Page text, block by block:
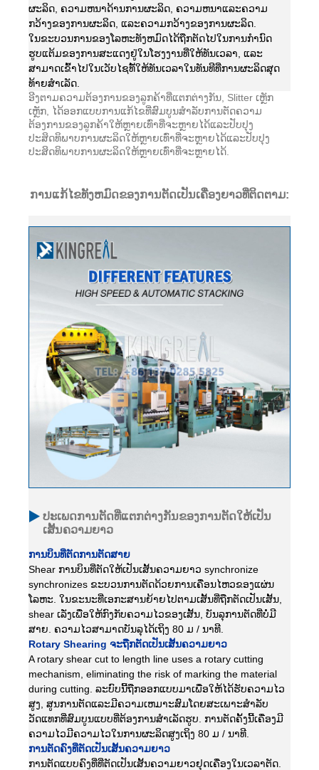
ຜະລິດ, ຄວາມຫນາດ້ານການຜະລິດ, ຄວາມຫນາແລະຄວາມ
ກວ້າງຂອງການຜະລິດ, ແລະຄວາມກວ້າງຂອງການຜະລິດ.
ໃນຂະບວນການຂອງໂລຫະທັງຫມົດໄດ້ຖືກຕັດໄປໃນການກໍານົດ
ຮູບແຕ້ມຂອງການສະແດງຢູ່ໃນໂຮງງານທີ່ໃຫ້ທັນເວລາ, ແລະ
ສາມາດເຂົ້າໄປໃນເວັບໄຊທ໌້ໃຫ້ທັນເວລາໃນທັນທີທີ່ການຜະລິດສຸດ
ທ້າຍສໍາເລັດ.
ອີງຕາມຄວາມຕ້ອງການຂອງລູກຄ້າທີ່ແຕກຕ່າງກັນ, Slitter ເຫຼັກ
ເຫຼັກ, ໄດ້ອອກແບບການແກ້ໄຂທີ່ສົມບູນສໍາລັບການຕັດຄວາມ
ຕ້ອງການຂອງລູກຄ້າໃຫ້ຫຼາຍເທົ່າທີ່ຈະຫຼາຍໄດ້ແລະປັບປຸງ
ປະສິດທິພາບການຜະລິດໃຫ້ຫຼາຍເທົ່າທີ່ຈະຫຼາຍໄດ້ແລະປັບປຸງ
ປະສິດທິພາບການຜະລິດໃຫ້ຫຼາຍເທົ່າທີ່ຈະຫຼາຍໄດ້.
ການແກ້ໄຂທັງຫມົດຂອງການຕັດເປັນເຄື່ອງຍາວທີ່ຕິດຕາມ:
ປະເພດການຕັດທີ່ແຕກຕ່າງກັນຂອງການຕັດໃຫ້ເປັນ
ເສັ້ນຄວາມຍາວ
ການບິນທີ່ຕັດການຕັດສາຍ
Shear ການບິນທີ່ຕັດໃຫ້ເປັນເສັ້ນຄວາມຍາວ synchronize
synchronizes ຂະບວນການຕັດດ້ວຍການເຄື່ອນໄຫວຂອງແຜ່ນ
ໂລຫະ. ໃນຂະນະທີ່ເອກະສານຍ້າຍໄປຕາມເສັ້ນທີ່ຖືກຕັດເປັນເສັ້ນ,
shear ເລັ່ງເພື່ອໃຫ້ກົງກັບຄວາມໄວຂອງເສັ້ນ, ບັນລຸການຕັດທີ່ບໍ່ມີ
ສາຍ. ຄວາມໄວສາມາດບັນລຸໄດ້ເຖິງ 80 ມ / ນາທີ.
Rotary Shearing ຈະຖືກຕັດເປັນເສັ້ນຄວາມຍາວ
A rotary shear cut to length line uses a rotary cutting
mechanism, eliminating the risk of marking the material
during cutting. ລະບົບນີ້ຖືກອອກແບບມາເພື່ອໃຫ້ໄດ້ຮັບຄວາມໄວ
ສູງ, ສູນການຕັດແລະມີຄວາມເຫມາະສົມໂດຍສະເພາະສໍາລັບ
ວັດແທກທີ່ສົມບູນແບບທີ່ຕ້ອງການສໍາເລັດຮູບ. ການຕັດຄັ້ງນີ້ເຄື່ອງມີ
ຄວາມໄວມີຄວາມໄວໃນການຜະລິດສູງເຖິງ 80 ມ / ນາທີ.
ການຕັດຄົງທີ່ຕັດເປັນເສັ້ນຄວາມຍາວ
ການຕັດແບບຄົງທີ່ທີ່ຕັດເປັນເສັ້ນຄວາມຍາວຢຸດເຄື່ອງໃນເວລາຕັດ.